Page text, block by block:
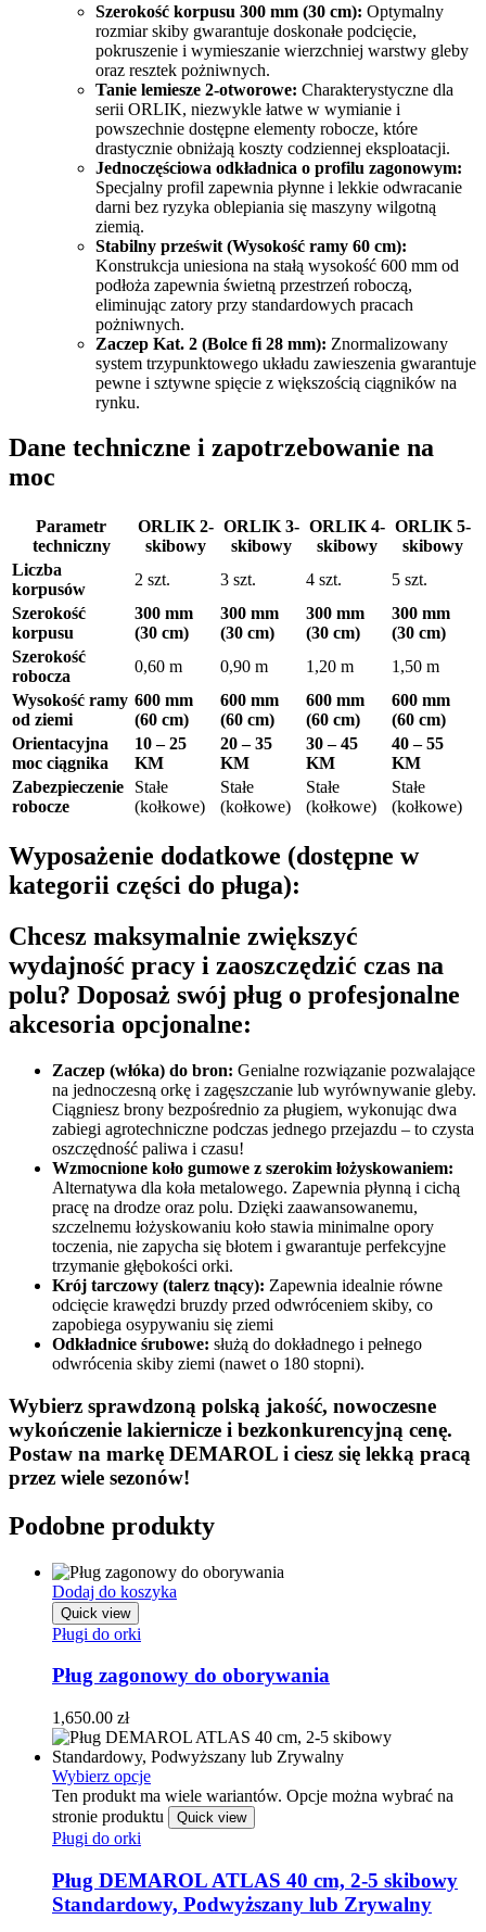
Szerokość korpusu 300 mm (30 cm): Optymalny
rozmiar skiby gwarantuje doskonałe podcięcie,
pokruszenie i wymieszanie wierzchniej warstwy gleby
oraz resztek pożniwnych.
Tanie lemiesze 2-otworowe: Charakterystyczne dla
serii ORLIK, niezwykle łatwe w wymianie i
powszechnie dostępne elementy robocze, które
drastycznie obniżają koszty codziennej eksploatacji.
Jednoczęściowa odkładnica o profilu zagonowym:
Specjalny profil zapewnia płynne i lekkie odwracanie
darni bez ryzyka oblepiania się maszyny wilgotną
ziemią.
Stabilny prześwit (Wysokość ramy 60 cm):
Konstrukcja uniesiona na stałą wysokość 600 mm od
podłoża zapewnia świetną przestrzeń roboczą,
eliminując zatory przy standardowych pracach
pożniwnych.
Zaczep Kat. 2 (Bolce fi 28 mm): Znormalizowany
system trzypunktowego układu zawieszenia gwarantuje
pewne i sztywne spięcie z większością ciągników na
rynku.
Dane techniczne i zapotrzebowanie na
moc
Parametr
techniczny
ORLIK 2-
skibowy
ORLIK 3-
skibowy
ORLIK 4-
skibowy
ORLIK 5-
skibowy
Liczba
korpusów
2 szt. 3 szt. 4 szt.
5 szt.
Szerokość
korpusu
300 mm
(30 cm)
300 mm
(30 cm)
300 mm
(30 cm)
300 mm
(30 cm)
Szerokość
robocza
0,60 m 0,90 m 1,20 m
1,50 m
Wysokość ramy
od ziemi
600 mm
(60 cm)
600 mm
(60 cm)
600 mm
(60 cm)
600 mm
(60 cm)
Orientacyjna
moc ciągnika
10 – 25
KM
20 – 35
KM
30 – 45
KM
40 – 55
KM
Zabezpieczenie
robocze
Stałe
(kołkowe)
Stałe
(kołkowe)
Stałe
(kołkowe)
Stałe
(kołkowe)
Wyposażenie dodatkowe (dostępne w
kategorii części do pługa):
Chcesz maksymalnie zwiększyć
wydajność pracy i zaoszczędzić czas na
polu? Doposaż swój pług o profesjonalne
akcesoria opcjonalne:
Zaczep (włóka) do bron: Genialne rozwiązanie pozwalające
na jednoczesną orkę i zagęszczanie lub wyrównywanie gleby.
Ciągniesz brony bezpośrednio za pługiem, wykonując dwa
zabiegi agrotechniczne podczas jednego przejazdu – to czysta
oszczędność paliwa i czasu!
Wzmocnione koło gumowe z szerokim łożyskowaniem:
Alternatywa dla koła metalowego. Zapewnia płynną i cichą
pracę na drodze oraz polu. Dzięki zaawansowanemu,
szczelnemu łożyskowaniu koło stawia minimalne opory
toczenia, nie zapycha się błotem i gwarantuje perfekcyjne
trzymanie głębokości orki.
Krój tarczowy (talerz tnący): Zapewnia idealnie równe
odcięcie krawędzi bruzdy przed odwróceniem skiby, co
zapobiega osypywaniu się ziemi
Odkładnice śrubowe: służą do dokładnego i pełnego
odwrócenia skiby ziemi (nawet o 180 stopni).
Wybierz sprawdzoną polską jakość, nowoczesne
wykończenie lakiernicze i bezkonkurencyjną cenę.
Postaw na markę DEMAROL i ciesz się lekką pracą
przez wiele sezonów!
Podobne produkty
Dodaj do koszyka
Quick view
Pługi do orki
Pług zagonowy do oborywania
1,650.00 zł
Wybierz opcje
Ten produkt ma wiele wariantów. Opcje można wybrać na
stronie produktu
Quick view
Pługi do orki
Pług DEMAROL ATLAS 40 cm, 2-5 skibowy
Standardowy, Podwyższany lub Zrywalny